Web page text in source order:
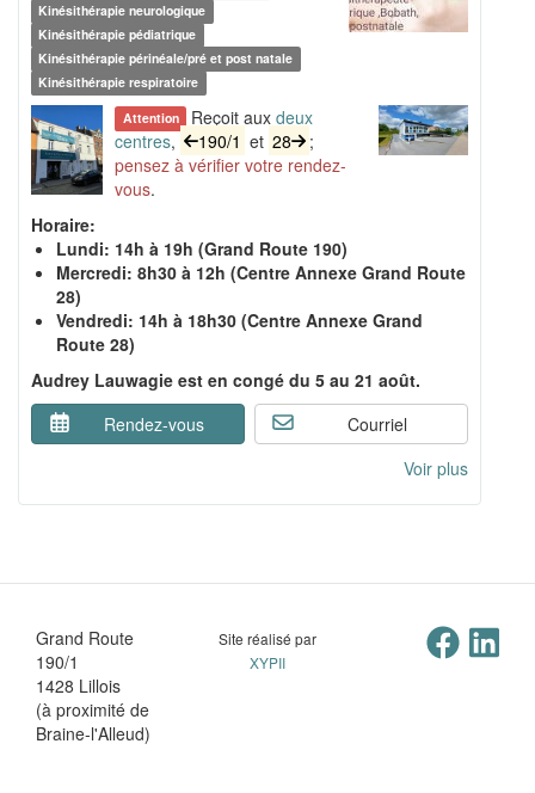
Kinésithérapie neurologique
Kinésithérapie pédiatrique
Kinésithérapie périnéale/pré et post natale
Kinésithérapie respiratoire
Attention Reçoit aux deux
centres, 190/1 et 28
;
pensez à vérifier votre rendez-
vous.
Horaire:
Lundi: 14h à 19h (Grand Route 190)
Mercredi: 8h30 à 12h (Centre Annexe Grand Route
28)
Vendredi: 14h à 18h30 (Centre Annexe Grand
Route 28)
Audrey Lauwagie est en congé du 5 au 21 août.
Rendez-vous
Courriel
Voir plus
Grand Route
190/1
1428 Lillois
(à proximité de
Braine-l'Alleud)
Site réalisé par
XYPII